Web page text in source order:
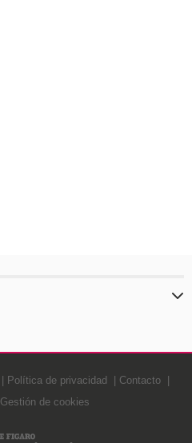
Política de privacidad
Contacto
Gestión de cookies